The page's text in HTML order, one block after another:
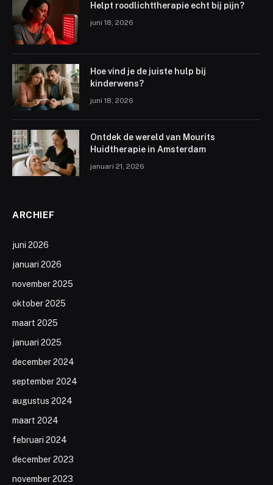
Helpt roodlichttherapie echt bij pijn?
juni 18, 2026
Hoe vind je de juiste hulp bij
kinderwens?
juni 18, 2026
Ontdek de wereld van Mourits
Huidtherapie in Amsterdam
januari 21, 2026
ARCHIEF
juni 2026
januari 2026
november 2025
oktober 2025
maart 2025
januari 2025
december 2024
september 2024
augustus 2024
maart 2024
februari 2024
december 2023
november 2023